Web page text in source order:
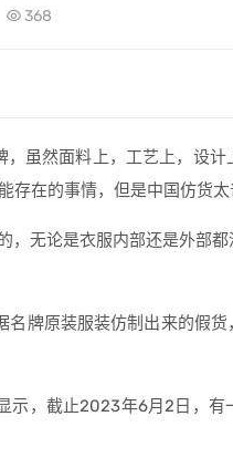
368
虽然面料上，工艺上，设
在的事情，但是中国仿货太
，无论是衣服内部还是外部
牌原装服装仿制出来的假
，截止2023年6月2日，有